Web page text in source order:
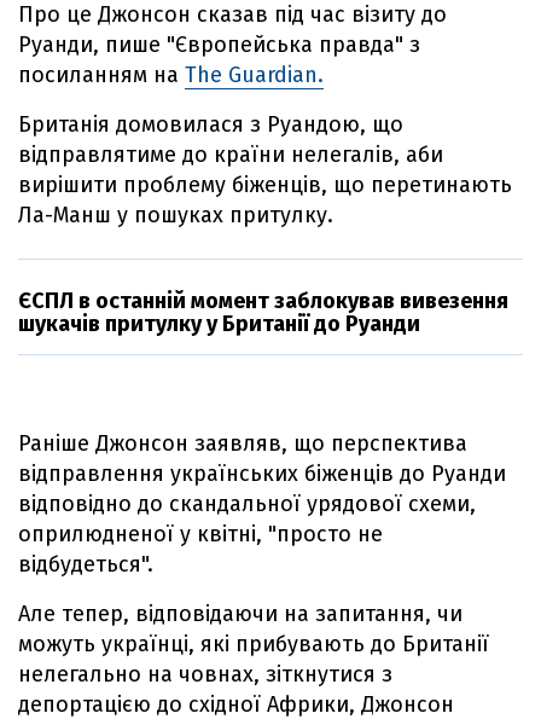
Про це Джонсон сказав під час візиту до
Руанди, пише "Європейська правда" з
посиланням на The Guardian.
Британія домовилася з Руандою, що
відправлятиме до країни нелегалів, аби
вирішити проблему біженців, що перетинають
Ла-Манш у пошуках притулку.
ЄСПЛ в останній момент заблокував вивезення
шукачів притулку у Британії до Руанди
Раніше Джонсон заявляв, що перспектива
відправлення українських біженців до Руанди
відповідно до скандальної урядової схеми,
оприлюдненої у квітні, "просто не
відбудеться".
Але тепер, відповідаючи на запитання, чи
можуть українці, які прибувають до Британії
нелегально на човнах, зіткнутися з
депортацією до східної Африки, Джонсон